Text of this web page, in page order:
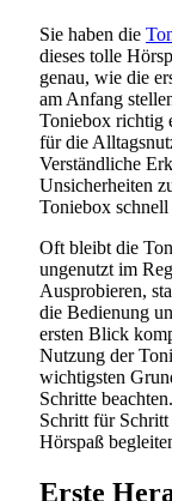
Sie haben die
dieses tolle
genau, wie die
am Anfang
Toniebox richtig
für die
Verständliche
Unsicherheiten
Toniebox schnell
Oft bleibt die
ungenutzt im
Ausprobieren,
die Bedienung
ersten Blick
Nutzung der
wichtigsten
Schritte
Schritt für
Hörspaß
Erste